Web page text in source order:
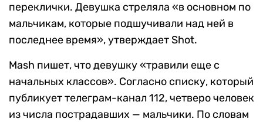
переклички. Девушка стреляла «в основном по
мальчикам, которые подшучивали над ней в
последнее время», утверждает Shot.
Mash пишет, что девушку «травили еще с
начальных классов». Согласно списку, который
публикует телеграм-канал 112, четверо человек
из числа пострадавших — мальчики. По словам